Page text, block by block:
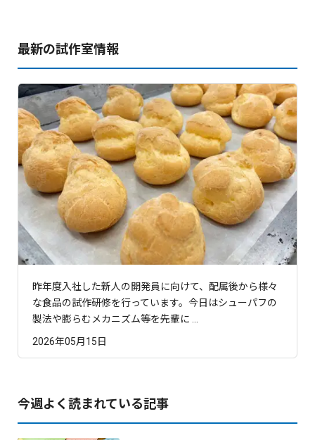
最新の試作室情報
昨年度入社した新人の開発員に向けて、配属後から様々
な食品の試作研修を行っています。今日はシューパフの
製法や膨らむメカニズム等を先輩に ...
2026年05月15日
今週よく読まれている記事